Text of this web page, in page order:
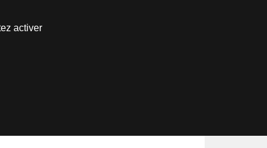
activer